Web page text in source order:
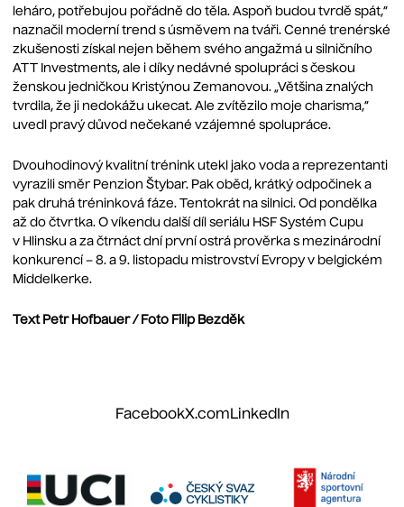
leháro, potřebujou pořádně do těla. Aspoň budou tvrdě spát,“
naznačil moderní trend s úsměvem na tváři. Cenné trenérské
zkušenosti získal nejen během svého angažmá u silničního
ATT Investments, ale i díky nedávné spolupráci s českou
ženskou jedničkou Kristýnou Zemanovou. „Většina znalých
tvrdila, že ji nedokážu ukecat. Ale zvítězilo moje charisma,“
uvedl pravý důvod nečekané vzájemné spolupráce.
Dvouhodinový kvalitní trénink utekl jako voda a reprezentanti
vyrazili směr Penzion Štybar. Pak oběd, krátký odpočinek a
pak druhá tréninková fáze. Tentokrát na silnici. Od pondělka
až do čtvrtka. O víkendu další díl seriálu HSF Systém Cupu
v Hlinsku a za čtrnáct dní první ostrá prověrka s mezinárodní
konkurencí – 8. a 9. listopadu mistrovství Evropy v belgickém
Middelkerke.
Text Petr Hofbauer / Foto Filip Bezděk
FacebookX.comLinkedIn